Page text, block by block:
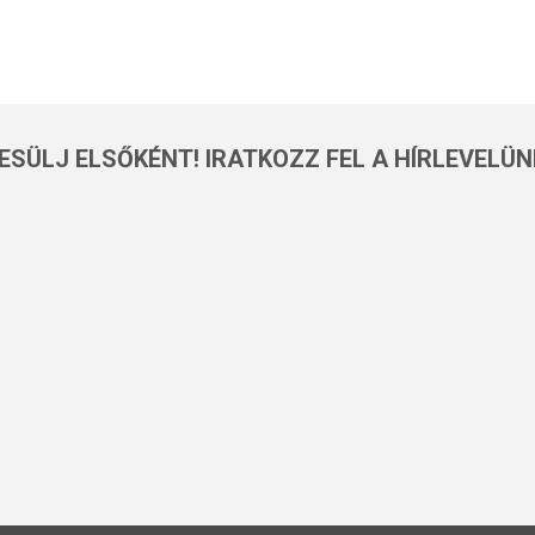
ELSŐKÉNT! IRATKOZZ FEL A